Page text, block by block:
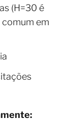
(H=30 é
em